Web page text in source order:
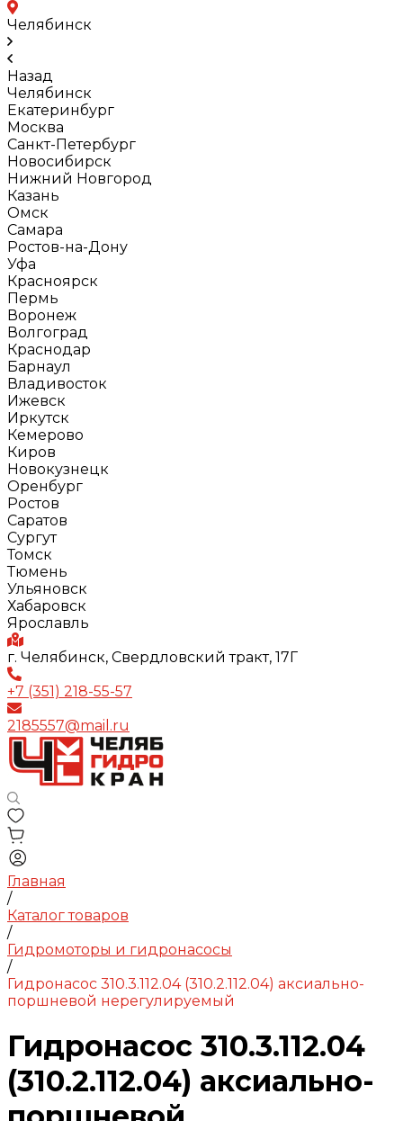
Челябинск
Назад
Челябинск
Екатеринбург
Москва
Санкт-Петербург
Новосибирск
Нижний Новгород
Казань
Омск
Самара
Ростов-на-Дону
Уфа
Красноярск
Пермь
Воронеж
Волгоград
Краснодар
Барнаул
Владивосток
Ижевск
Иркутск
Кемерово
Киров
Новокузнецк
Оренбург
Ростов
Саратов
Сургут
Томск
Тюмень
Ульяновск
Хабаровск
Ярославль
г. Челябинск, Свердловский тракт, 17Г
+7 (351) 218-55-57
2185557@mail.ru
Главная
/
Каталог товаров
/
Гидромоторы и гидронасосы
/
Гидронасос 310.3.112.04 (310.2.112.04) аксиально-
поршневой нерегулируемый
Гидронасос 310.3.112.04
(310.2.112.04) аксиально-